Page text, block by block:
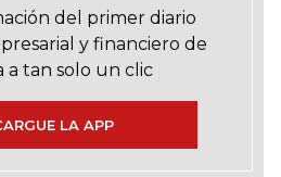
del primer diario
y financiero de
a tan solo un clic
LA APP